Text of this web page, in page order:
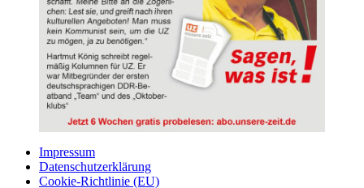
Impressum
Datenschutzerklärung
Cookie-Richtlinie (EU)